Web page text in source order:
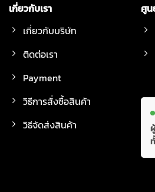
เกี่ยวกับเรา
เกี่ยวกับบริษัท
ติดต่อเรา
Payment
วิธีการสั่งซื้อสินค้า
วิธีจัดส่งสินค้า
ศูน